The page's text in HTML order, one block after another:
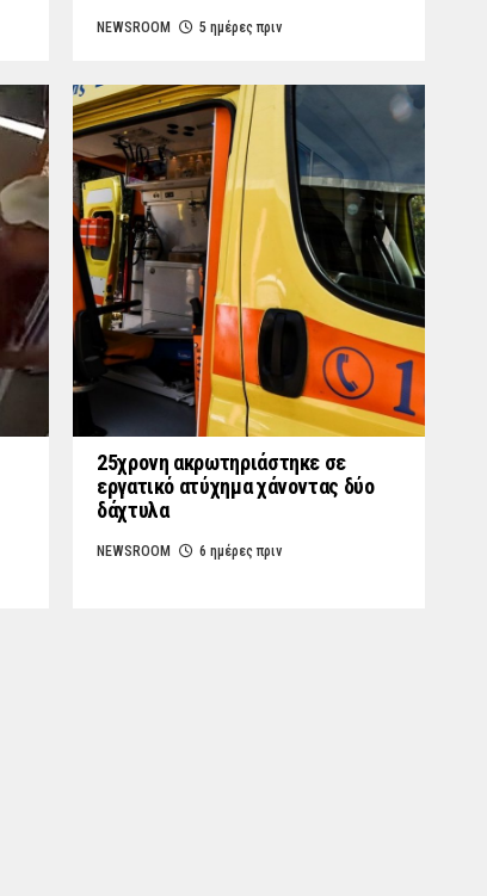
NEWSROOM 5 ημέρες πριν
25χρονη ακρωτηριάστηκε σε
εργατικό ατύχημα χάνοντας δύο
δάχτυλα
NEWSROOM 6 ημέρες πριν